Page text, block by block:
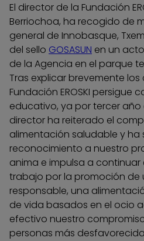
El director de la Fundación
Berriochoa, ha recogido de
general de Innobasque,
del sello GOSASUN en un
de la Agencia en el parque
Tras explicar brevemente
Fundación EROSKI persigue
educativo, ya por tercer año
director ha reiterado el
alimentación saludable y ha
reconocimiento a nuestro
anima e impulsa a
trabajo por la promoción de
responsable, una
de vida basados en el ocio
efectivo nuestro
personas más